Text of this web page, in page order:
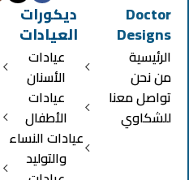
Doctor
Designs
الرئيسية
من نحن
تواصل معنا
للشكاوي
ديكورات
العيادات
عيادات
الأسنان
عيادات
الأطفال
عيادات النساء
والتوليد